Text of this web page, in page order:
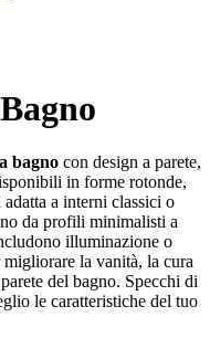
bagnocon design a parete,
in forme rotonde,
a interni classici o
da profili minimalisti a
illuminazione o
la vanità, la cura
del bagno. Specchi di
le caratteristiche del tuo